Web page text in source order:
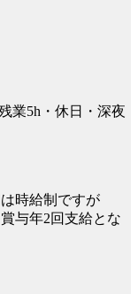
業5h・休日・深夜
時給制ですが
与年2回支給とな